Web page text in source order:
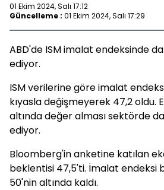
01 Ekim 2024, Salı 17:12
Güncelleme : 01 Ekim 2024, Salı 17:29
ABD'de ISM imalat endeksinde
ediyor.
ISM verilerine göre imalat
kıyasla değişmeyerek 47,2 oldu.
altında değer alması sektörde
ediyor.
Bloomberg'in anketine katılan
beklentisi 47,5'ti. İmalat endeksi
50'nin altında kaldı.